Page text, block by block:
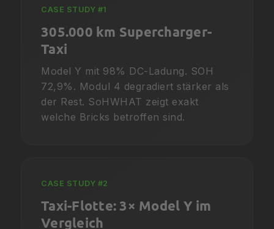
CASE STUDY #1
305.000 km Supercharger-
Taxi
Model Y mit 98% DC-Ladung. SOH
72,9%. Modul 4 degradiert stärker als
der Rest. SoHWHAT zeigt exakt
welche Bricks betroffen sind.
CASE STUDY #2
Taxi-Flotte: 3× Model Y im
Vergleich